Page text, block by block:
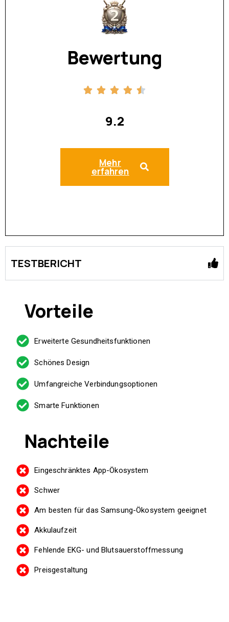
Bewertung
9.2
Mehr
erfahren
TESTBERICHT
Vorteile
Erweiterte Gesundheitsfunktionen
Schönes Design
Umfangreiche Verbindungsoptionen
Smarte Funktionen
Nachteile
Eingeschränktes App-Ökosystem
Schwer
Am besten für das Samsung-Ökosystem geeignet
Akkulaufzeit
Fehlende EKG- und Blutsauerstoffmessung
Preisgestaltung